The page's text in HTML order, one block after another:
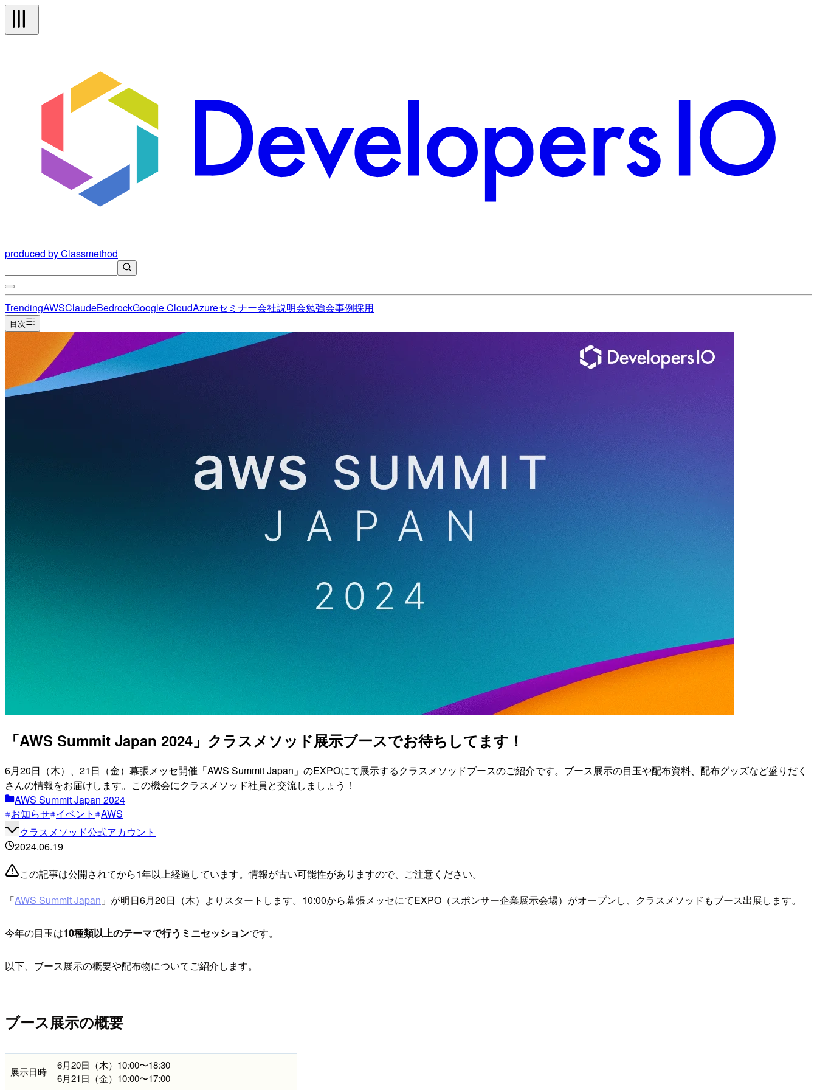
produced by Classmethod
TrendingAWSClaudeBedrockGoogle CloudAzureセミナー会社説明会勉強会事例採用
目次
「AWS Summit Japan 2024」クラスメソッド展示ブースでお待ちしてます！
6月20日（木）、21日（金）幕張メッセ開催「AWS Summit Japan」のEXPOにて展示するクラスメソッドブースのご紹介です。ブース展示の目玉や配布資料、配布グッズなど盛りだく
さんの情報をお届けします。この機会にクラスメソッド社員と交流しましょう！
AWS Summit Japan 2024
お知らせ イベント
AWS
クラスメソッド公式アカウント
2024.06.19
この記事は公開されてから1年以上経過しています。情報が古い可能性がありますので、ご注意ください。
「AWS Summit Japan 」が明日6月20日（木）よりスタートします。10:00から幕張メッセにてEXPO（スポンサー企業展示会場）がオープンし、クラスメソッドもブース出展します。
今年の目玉は10種類以上のテーマで行うミニセッションです。
以下、ブース展示の概要や配布物についてご紹介します。
ブース展示の概要
展示日時
6月20日（木）10:00〜18:30
6月21日（金）10:00〜17:00